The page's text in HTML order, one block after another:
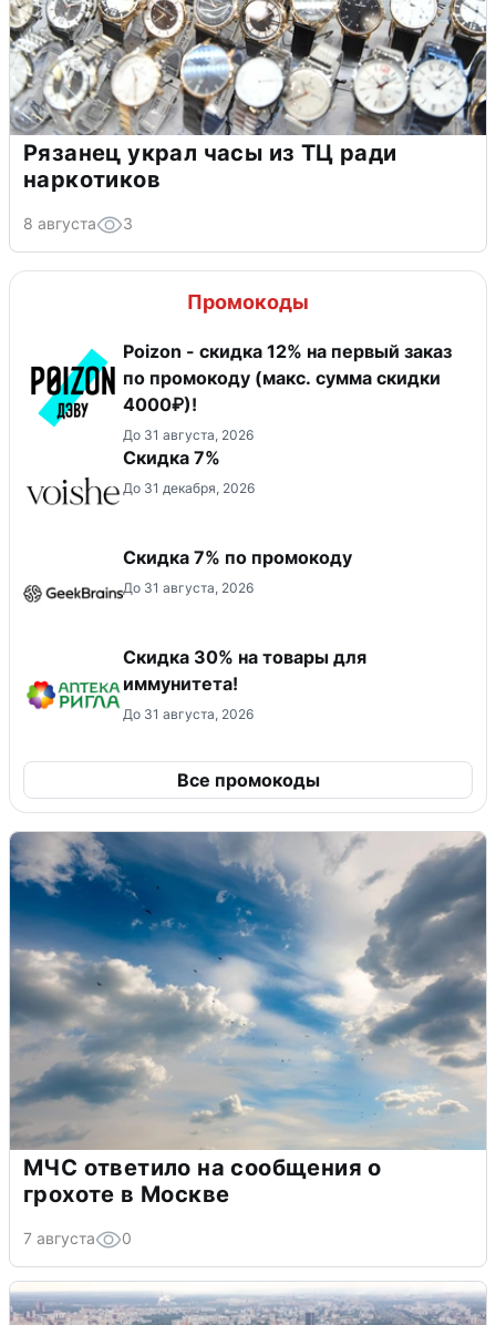
Рязанец украл часы из ТЦ ради
наркотиков
8 августа 3
Промокоды
Poizon - скидка 12% на первый заказ
по промокоду (макс. сумма скидки
4000₽)!
До 31 августа, 2026
​Скидка 7%
До 31 декабря, 2026
Скидка 7% по промокоду
До 31 августа, 2026
Скидка 30% на товары для
иммунитета!
До 31 августа, 2026
Все промокоды
МЧС ответило на сообщения о
грохоте в Москве
7 августа 0